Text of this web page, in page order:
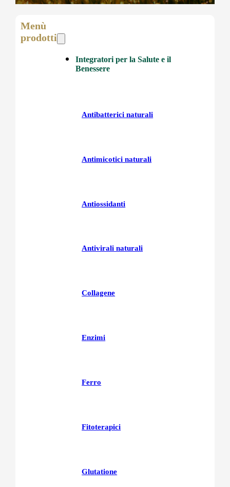
Menù
prodotti
Integratori per la Salute e il
Benessere
Antibatterici naturali
Antimicotici naturali
Antiossidanti
Antivirali naturali
Collagene
Enzimi
Ferro
Fitoterapici
Glutatione